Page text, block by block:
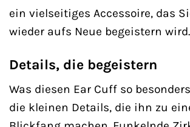
ein vielseitiges Accessoire, das
wieder aufs Neue begeistern wird.
Details, die begeistern
Was diesen Ear Cuff so
die kleinen Details, die ihn zu